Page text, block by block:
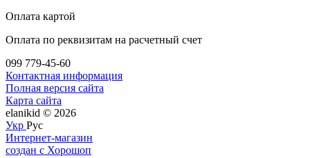
Оплата картой
Оплата по реквизитам на расчетный счет
099 779-45-60
Контактная информация
Полная версия сайта
Карта сайта
elanikid © 2026
Укр Рус
Интернет-магазин
создан с Хорошоп